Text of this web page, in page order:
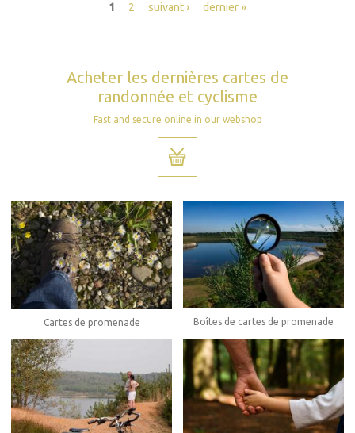
1 2 suivant › dernier »
Acheter les dernières cartes de
randonnée et cyclisme
Fast and secure online in our webshop
Cartes de promenade Boîtes de cartes de promenade